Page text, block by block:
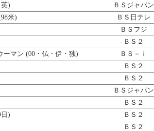
) ＢＳジャパン
米) ＢＳ日テレ
ＢＳフジ
ＢＳ２
ーマン (00・仏・伊・独) ＢＳ－ｉ
ＢＳ２
ＢＳ２
ＢＳジャパン
ＢＳ２
)
ＢＳ２
ＢＳ２